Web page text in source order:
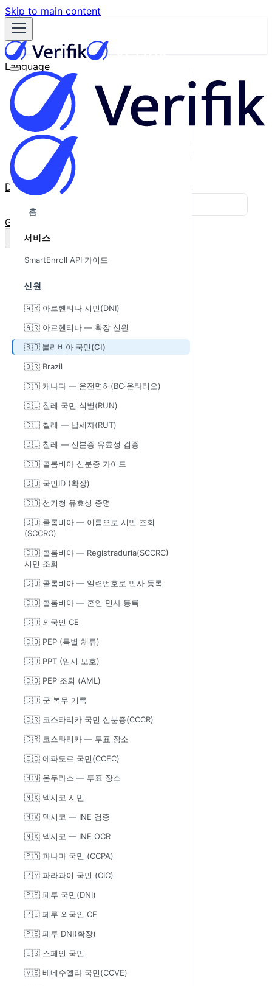
Skip to main content
Language
English
Español
Français
Português
한국어
日本語
中文
Docs
GitHub
홈
서비스
SmartEnroll API 가이드
신원
🇦🇷 아르헨티나 시민(DNI)
🇦🇷 아르헨티나 — 확장 신원
🇧🇴 볼리비아 국민(CI)
🇧🇷 Brazil
🇨🇦 캐나다 — 운전면허(BC·온타리오)
🇨🇱 칠레 국민 식별(RUN)
🇨🇱 칠레 — 납세자(RUT)
🇨🇱 칠레 — 신분증 유효성 검증
🇨🇴 콜롬비아 신분증 가이드
🇨🇴 국민ID (확장)
🇨🇴 선거청 유효성 증명
🇨🇴 콜롬비아 — 이름으로 시민 조회
(SCCRC)
🇨🇴 콜롬비아 — Registraduría(SCCRC)
시민 조회
🇨🇴 콜롬비아 — 일련번호로 민사 등록
🇨🇴 콜롬비아 — 혼인 민사 등록
🇨🇴 외국인 CE
🇨🇴 PEP (특별 체류)
🇨🇴 PPT (임시 보호)
🇨🇴 PEP 조회 (AML)
🇨🇴 군 복무 기록
🇨🇷 코스타리카 국민 신분증(CCCR)
🇨🇷 코스타리카 — 투표 장소
🇪🇨 에콰도르 국민(CCEC)
🇭🇳 온두라스 — 투표 장소
🇲🇽 멕시코 시민
🇲🇽 멕시코 — INE 검증
🇲🇽 멕시코 — INE OCR
🇵🇦 파나마 국민 (CCPA)
🇵🇾 파라과이 국민 (CIC)
🇵🇪 페루 국민(DNI)
🇵🇪 페루 외국인 CE
🇵🇪 페루 DNI(확장)
🇪🇸 스페인 국민
🇻🇪 베네수엘라 국민(CCVE)